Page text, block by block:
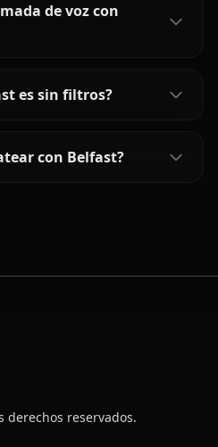
de voz con
es sin filtros?
con Belfast?
derechos reservados.